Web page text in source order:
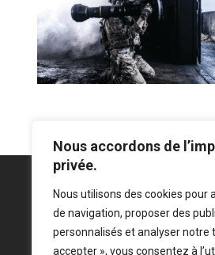
Nous accordons de
privée.
Nous utilisons des cookies
de navigation, proposer des
personnalisés et analyser notre
accepter », vous consentez à
Mentions légales -Politique de